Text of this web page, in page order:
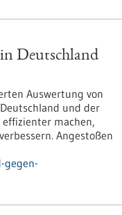
Deutschland
Auswertung von
und der
machen,
Angestoßen